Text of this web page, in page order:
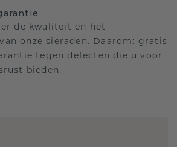
de kwaliteit en het
onze sieraden. Daarom: gratis
tegen defecten die u voor
bieden.